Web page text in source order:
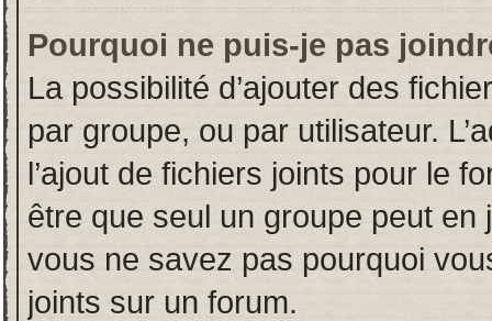
Pourquoi ne puis-je pas
La possibilité d’ajouter des
par groupe, ou par utilisateur.
l’ajout de fichiers joints pour le
être que seul un groupe peut en
vous ne savez pas pourquoi
joints sur un forum.